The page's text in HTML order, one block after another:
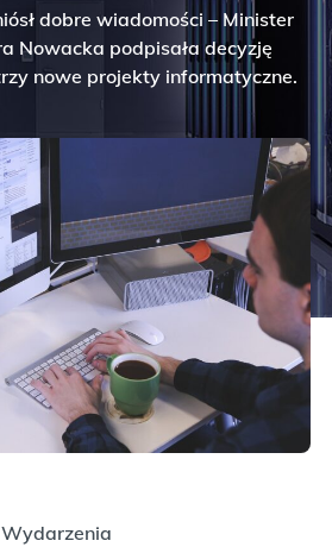
dobre wiadomości – Minister
Nowacka podpisała decyzję
nowe projekty informatyczne.